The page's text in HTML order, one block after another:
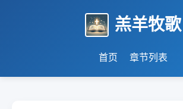
羔羊牧歌
首页 章节列表